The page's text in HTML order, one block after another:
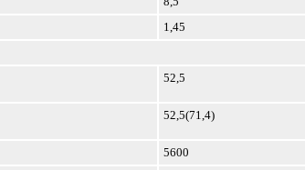
1,45
52,5
52,5(71,4)
5600